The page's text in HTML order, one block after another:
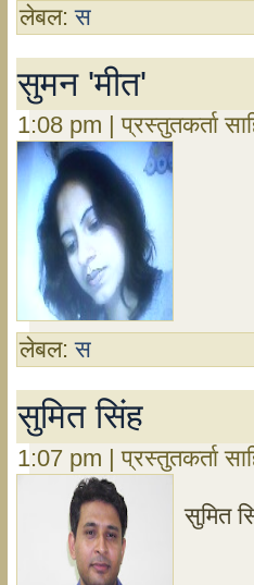
लेबल:स
सुमन 'मीत'
1:08 pm | प्रस्तुतकर्ता
लेबल:स
सुमित सिंह
1:07 pm | प्रस्तुतकर्ता
सुमित